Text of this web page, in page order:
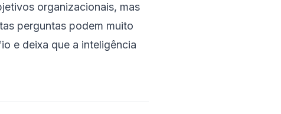
organizacionais, mas
perguntas podem muito
e deixa que a inteligência